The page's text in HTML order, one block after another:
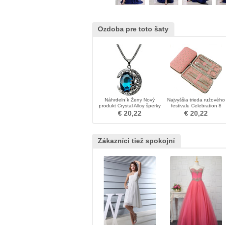
Ozdoba pre toto šaty
Náhrdelník Ženy Nový
produkt Crystal Alloy šperky
Retro náhrdelník
€ 20,22
Najvyššia trieda ružového
festivalu Celebration 8
kusov Reklama Nail Clippers
€ 20,22
Zákazníci tiež spokojní